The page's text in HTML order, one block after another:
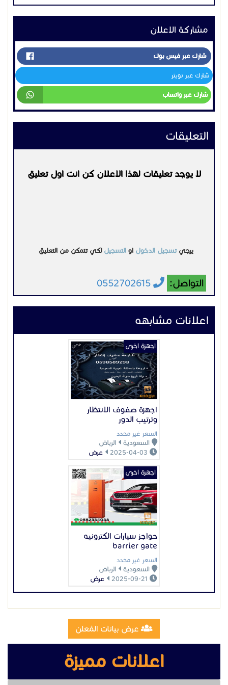
مشاركة الاعلان
شارك عبر فيس بوك
شارك عبر تويتر
شارك عبر واتساب
التعليقات
لا يوجد تعليقات لهذا الاعلان كن انت اول تعليق
يرجيتسجيل الدخول او التسجيل لكي تتمكن من التعليق
التواصل: 0552702615
اعلانات مشابهه
اجهزة صفوف الانتظار
وترتيب الدور
السعر غير محدد
السعودية
الرياض
عرض
اجهزة اخرى
حواجز سيارات الكترونيه
barrier gate
السعر غير محدد
السعودية
الرياض
عرض
اجهزة اخرى
عرض بيانات المُعلن
اعلانات مميزة